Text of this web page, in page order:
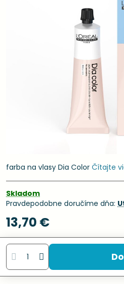
farba na vlasy Dia Color Čítajte
Skladom
Pravdepodobne doručíme dňa:
13,70 €